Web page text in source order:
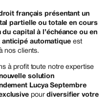
français présentant un
partielle ou totale en cours
capital à l’échéance ou en
automatiqueest
nos clients.
à profit toute notre expertise
solution
Lucya Septembre
pourdiversifier votre